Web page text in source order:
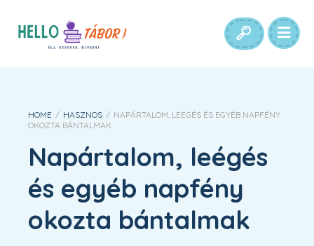
HOME / HASZNOS / NAPÁRTALOM, LEÉGÉS ÉS EGYÉB NAPFÉNY
OKOZTA BÁNTALMAK
Napártalom, leégés
és egyéb napfény
okozta bántalmak